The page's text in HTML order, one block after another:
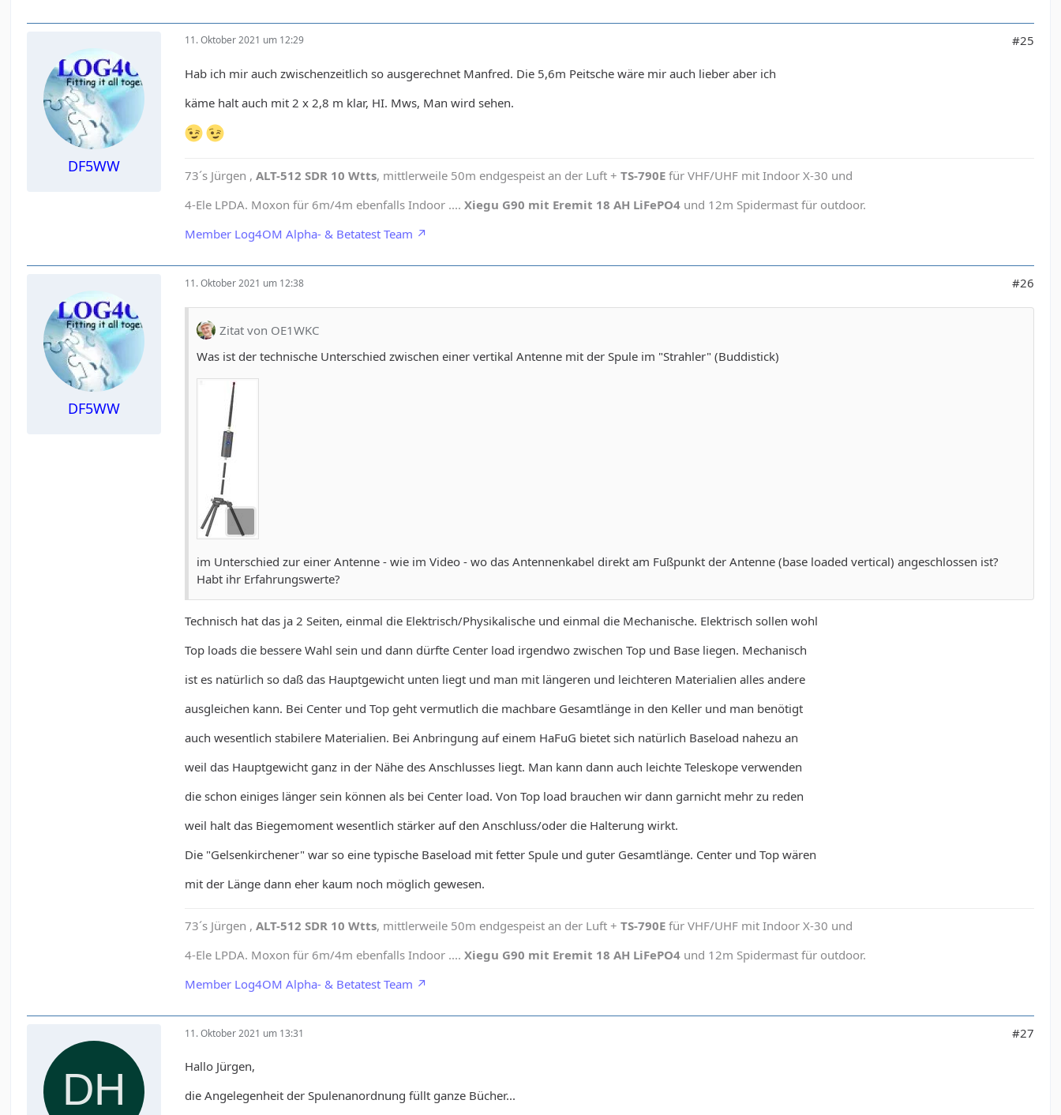
DF5WW
11. Oktober 2021 um 12:29 #25
Hab ich mir auch zwischenzeitlich so ausgerechnet Manfred. Die 5,6m Peitsche wäre mir auch lieber aber ich
käme halt auch mit 2 x 2,8 m klar, HI. Mws, Man wird sehen.
73´s Jürgen ,ALT-512 SDR 10 Wtts, mittlerweile 50m endgespeist an der Luft +TS-790E für VHF/UHF mit Indoor X-30 und
4-Ele LPDA. Moxon für 6m/4m ebenfalls Indoor ....Xiegu G90 mit Eremit 18 AH LiFePO4 und 12m Spidermast für outdoor.
Member Log4OM Alpha- & Betatest Team
DF5WW
11. Oktober 2021 um 12:38 #26
Zitat von OE1WKC
Was ist der technische Unterschied zwischen einer vertikal Antenne mit der Spule im "Strahler" (Buddistick)
im Unterschied zur einer Antenne - wie im Video - wo das Antennenkabel direkt am Fußpunkt der Antenne (base loaded vertical) angeschlossen ist?
Habt ihr Erfahrungswerte?
Technisch hat das ja 2 Seiten, einmal die Elektrisch/Physikalische und einmal die Mechanische. Elektrisch sollen wohl
Top loads die bessere Wahl sein und dann dürfte Center load irgendwo zwischen Top und Base liegen. Mechanisch
ist es natürlich so daß das Hauptgewicht unten liegt und man mit längeren und leichteren Materialien alles andere
ausgleichen kann. Bei Center und Top geht vermutlich die machbare Gesamtlänge in den Keller und man benötigt
auch wesentlich stabilere Materialien. Bei Anbringung auf einem HaFuG bietet sich natürlich Baseload nahezu an
weil das Hauptgewicht ganz in der Nähe des Anschlusses liegt. Man kann dann auch leichte Teleskope verwenden
die schon einiges länger sein können als bei Center load. Von Top load brauchen wir dann garnicht mehr zu reden
weil halt das Biegemoment wesentlich stärker auf den Anschluss/oder die Halterung wirkt.
Die "Gelsenkirchener" war so eine typische Baseload mit fetter Spule und guter Gesamtlänge. Center und Top wären
mit der Länge dann eher kaum noch möglich gewesen.
73´s Jürgen ,ALT-512 SDR 10 Wtts, mittlerweile 50m endgespeist an der Luft +TS-790E für VHF/UHF mit Indoor X-30 und
4-Ele LPDA. Moxon für 6m/4m ebenfalls Indoor ....Xiegu G90 mit Eremit 18 AH LiFePO4 und 12m Spidermast für outdoor.
Member Log4OM Alpha- & Betatest Team
11. Oktober 2021 um 13:31 #27
Hallo Jürgen,
die Angelegenheit der Spulenanordnung füllt ganze Bücher...